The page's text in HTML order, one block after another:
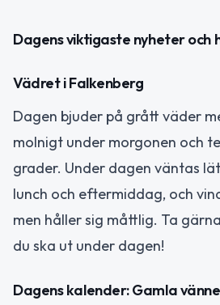
Dagens viktigaste nyheter och
Vädret i Falkenberg
Dagen bjuder på grått väder
molnigt under morgonen och
grader. Under dagen väntas
lunch och eftermiddag, och
men håller sig måttlig. Ta
du ska ut under dagen!
Dagens kalender: Gamla